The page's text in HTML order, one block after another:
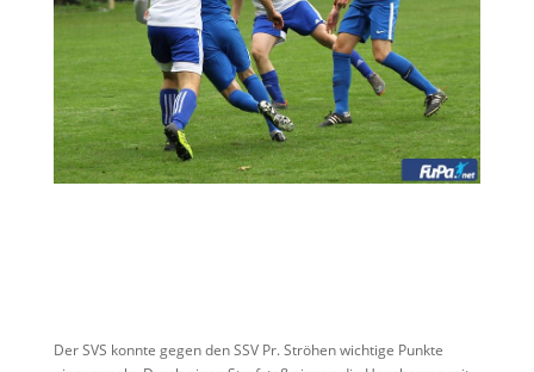
Der SVS konnte gegen den SSV Pr. Ströhen wichtige Punkte